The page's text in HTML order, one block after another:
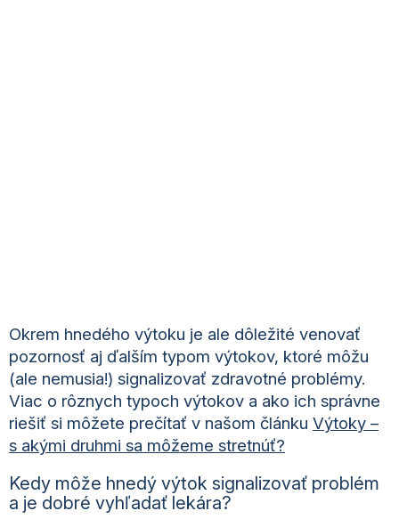
Okrem hnedého výtoku je ale dôležité venovať
pozornosť aj ďalším typom výtokov, ktoré môžu
(ale nemusia!) signalizovať zdravotné problémy.
Viac o rôznych typoch výtokov a ako ich správne
riešiť si môžete prečítať v našom článku Výtoky –
s akými druhmi sa môžeme stretnúť?
Kedy môže hnedý výtok signalizovať problém
a je dobré vyhľadať lekára?